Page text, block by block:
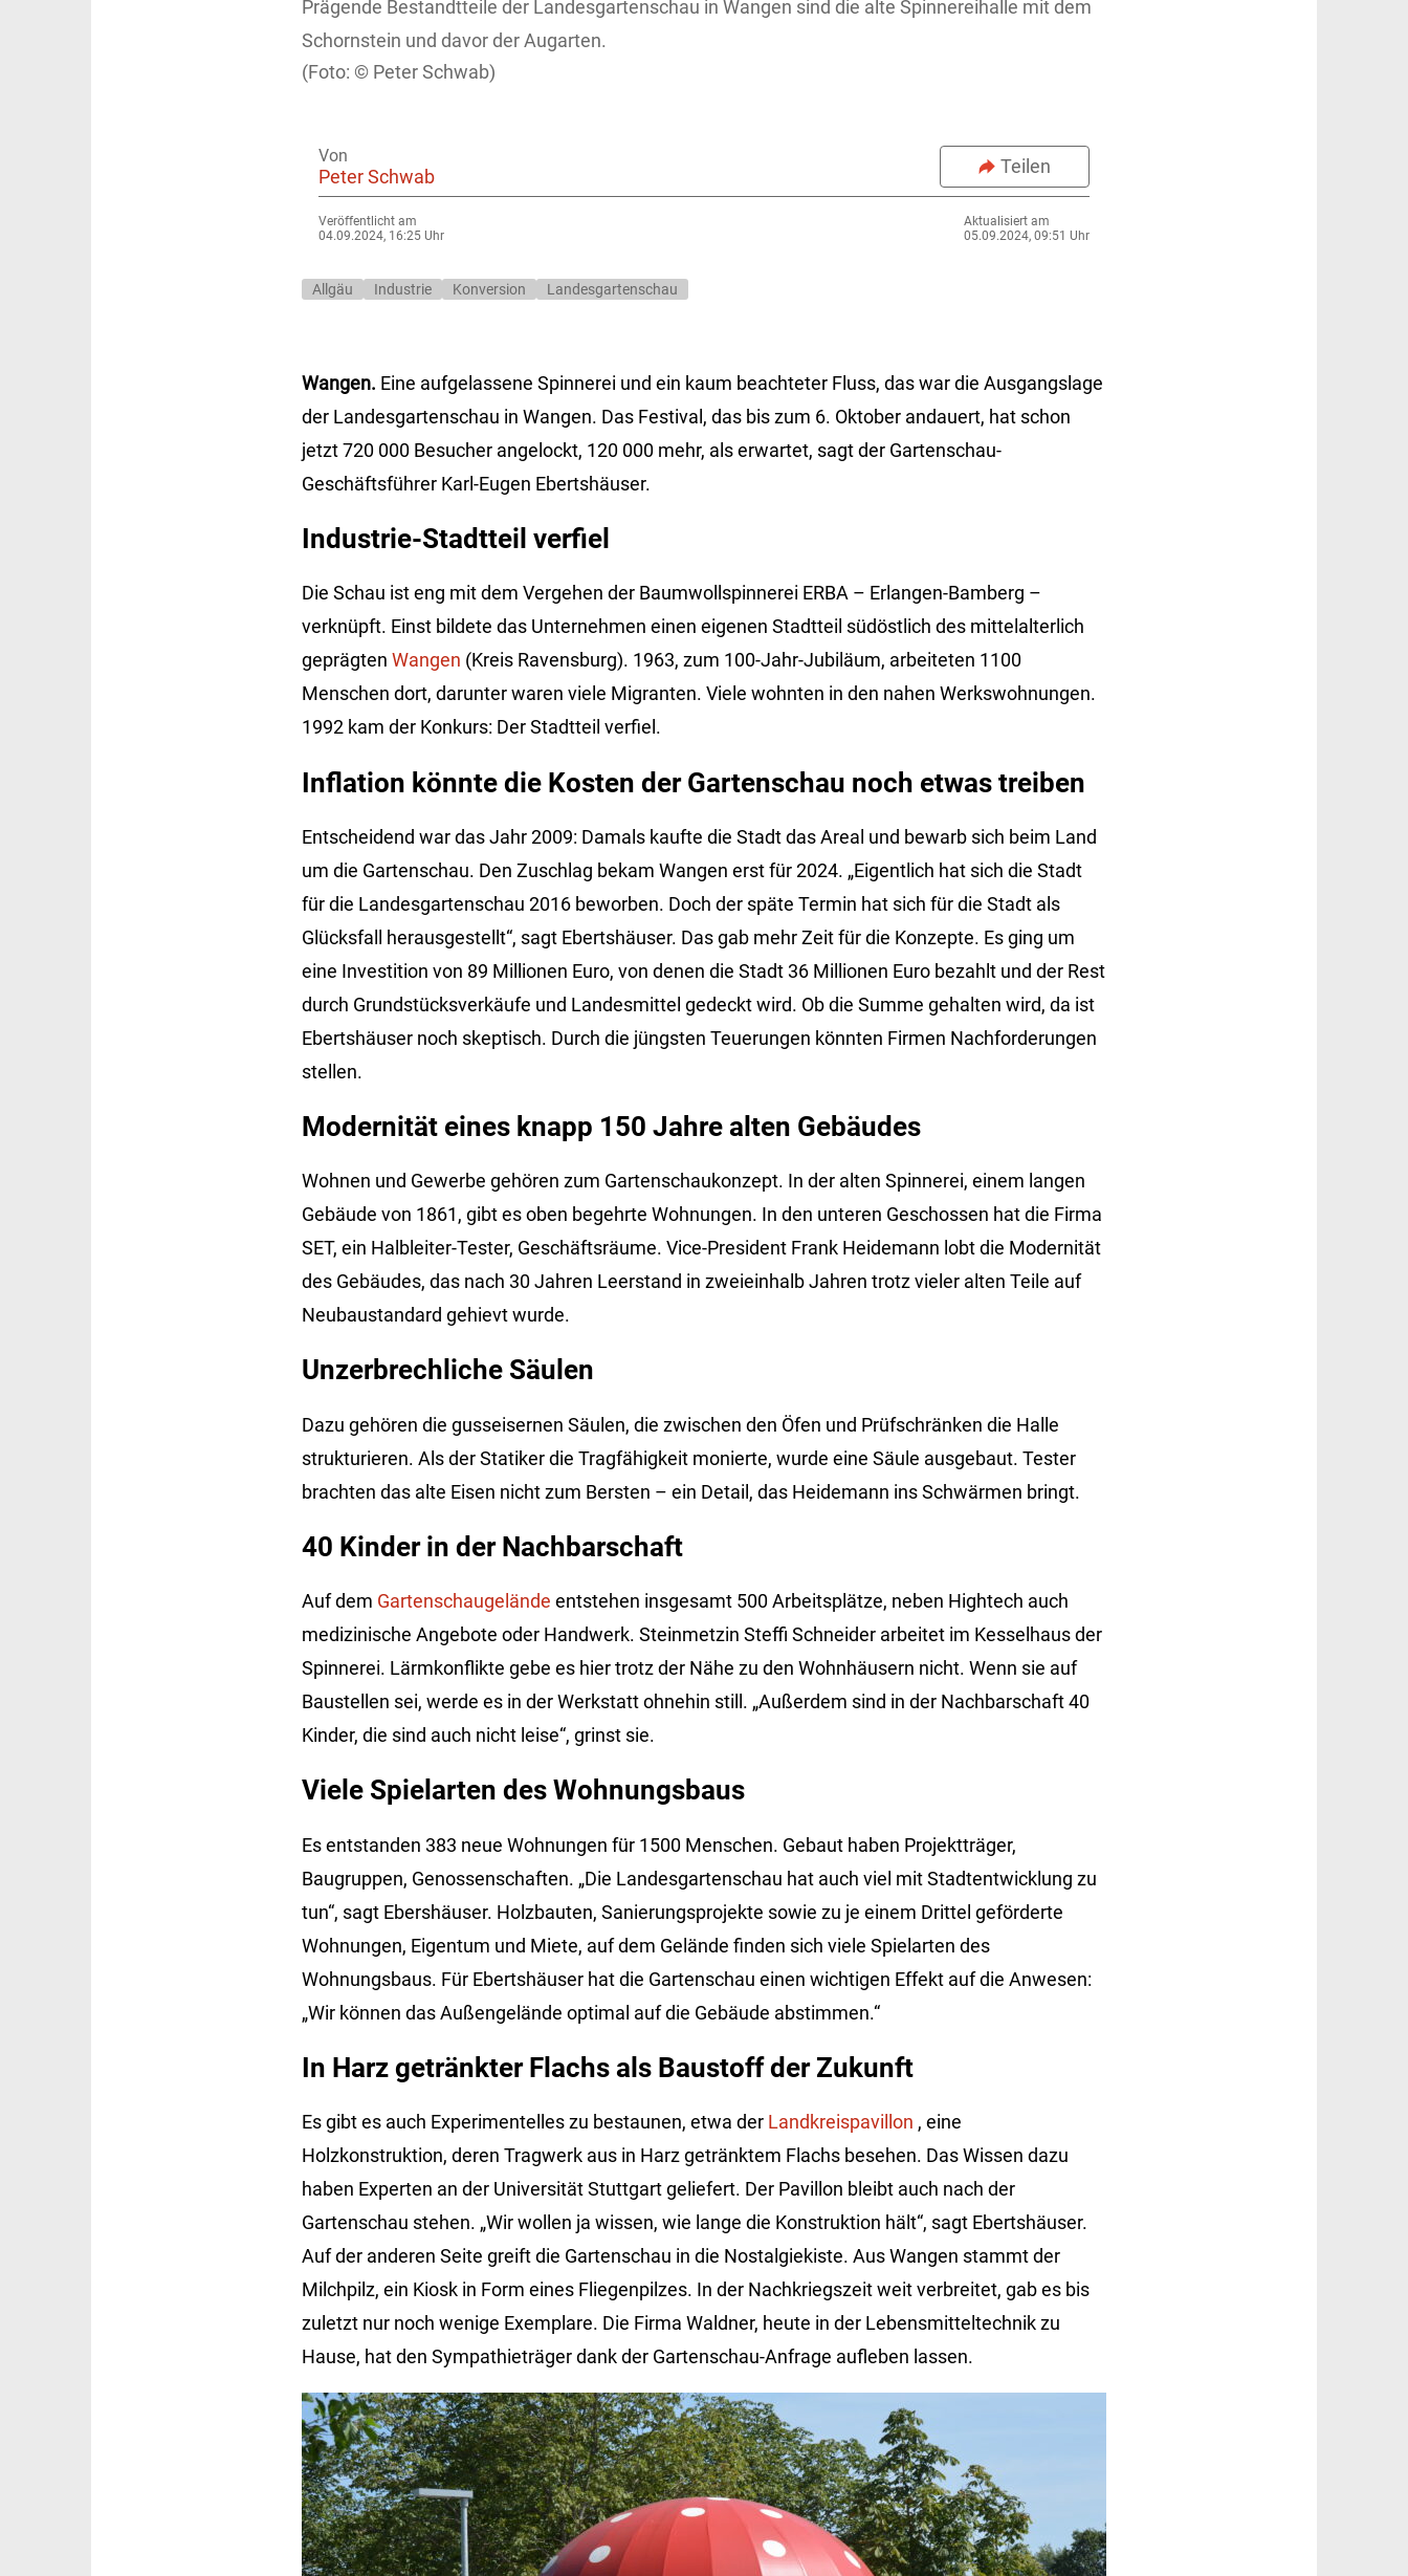
Prägende Bestandtteile der Landesgartenschau in Wangen sind die alte Spinnereihalle mit dem
Schornstein und davor der Augarten.
Peter Schwab)
Von
Peter Schwab Teilen
Veröffentlicht am
04.09.2024, 16:25 Uhr
Aktualisiert am
05.09.2024, 09:51 Uhr
Allgäu Industrie Konversion Landesgartenschau
Wangen. Eine aufgelassene Spinnerei und ein kaum beachteter Fluss, das war die Ausgangslage
der Landesgartenschau in Wangen. Das Festival, das bis zum 6. Oktober andauert, hat schon
jetzt 720 000 Besucher angelockt, 120 000 mehr, als erwartet, sagt der Gartenschau-
Geschäftsführer Karl-Eugen Ebertshäuser.
Industrie-Stadtteil verfiel
Die Schau ist eng mit dem Vergehen der Baumwollspinnerei ERBA – Erlangen-Bamberg –
verknüpft. Einst bildete das Unternehmen einen eigenen Stadtteil südöstlich des mittelalterlich
geprägten Wangen (Kreis Ravensburg). 1963, zum 100-Jahr-Jubiläum, arbeiteten 1100
Menschen dort, darunter waren viele Migranten. Viele wohnten in den nahen Werkswohnungen.
1992 kam der Konkurs: Der Stadtteil verfiel.
Inflation könnte die Kosten der Gartenschau noch etwas treiben
Entscheidend war das Jahr 2009: Damals kaufte die Stadt das Areal und bewarb sich beim Land
um die Gartenschau. Den Zuschlag bekam Wangen erst für 2024. „Eigentlich hat sich die Stadt
für die Landesgartenschau 2016 beworben. Doch der späte Termin hat sich für die Stadt als
Glücksfall herausgestellt“, sagt Ebertshäuser. Das gab mehr Zeit für die Konzepte. Es ging um
eine Investition von 89 Millionen Euro, von denen die Stadt 36 Millionen Euro bezahlt und der Rest
durch Grundstücksverkäufe und Landesmittel gedeckt wird. Ob die Summe gehalten wird, da ist
Ebertshäuser noch skeptisch. Durch die jüngsten Teuerungen könnten Firmen Nachforderungen
stellen.
Modernität eines knapp 150 Jahre alten Gebäudes
Wohnen und Gewerbe gehören zum Gartenschaukonzept. In der alten Spinnerei, einem langen
Gebäude von 1861, gibt es oben begehrte Wohnungen. In den unteren Geschossen hat die Firma
SET, ein Halbleiter-Tester, Geschäftsräume. Vice-President Frank Heidemann lobt die Modernität
des Gebäudes, das nach 30 Jahren Leerstand in zweieinhalb Jahren trotz vieler alten Teile auf
Neubaustandard gehievt wurde.
Unzerbrechliche Säulen
Dazu gehören die gusseisernen Säulen, die zwischen den Öfen und Prüfschränken die Halle
strukturieren. Als der Statiker die Tragfähigkeit monierte, wurde eine Säule ausgebaut. Tester
brachten das alte Eisen nicht zum Bersten – ein Detail, das Heidemann ins Schwärmen bringt.
40 Kinder in der Nachbarschaft
Auf dem Gartenschaugelände entstehen insgesamt 500 Arbeitsplätze, neben Hightech auch
medizinische Angebote oder Handwerk. Steinmetzin Steffi Schneider arbeitet im Kesselhaus der
Spinnerei. Lärmkonflikte gebe es hier trotz der Nähe zu den Wohnhäusern nicht. Wenn sie auf
Baustellen sei, werde es in der Werkstatt ohnehin still. „Außerdem sind in der Nachbarschaft 40
Kinder, die sind auch nicht leise“, grinst sie.
Viele Spielarten des Wohnungsbaus
Es entstanden 383 neue Wohnungen für 1500 Menschen. Gebaut haben Projektträger,
Baugruppen, Genossenschaften. „Die Landesgartenschau hat auch viel mit Stadtentwicklung zu
tun“, sagt Ebershäuser. Holzbauten, Sanierungsprojekte sowie zu je einem Drittel geförderte
Wohnungen, Eigentum und Miete, auf dem Gelände finden sich viele Spielarten des
Wohnungsbaus. Für Ebertshäuser hat die Gartenschau einen wichtigen Effekt auf die Anwesen:
„Wir können das Außengelände optimal auf die Gebäude abstimmen.“
In Harz getränkter Flachs als Baustoff der Zukunft
Es gibt es auch Experimentelles zu bestaunen, etwa der Landkreispavillon , eine
Holzkonstruktion, deren Tragwerk aus in Harz getränktem Flachs besehen. Das Wissen dazu
haben Experten an der Universität Stuttgart geliefert. Der Pavillon bleibt auch nach der
Gartenschau stehen. „Wir wollen ja wissen, wie lange die Konstruktion hält“, sagt Ebertshäuser.
Auf der anderen Seite greift die Gartenschau in die Nostalgiekiste. Aus Wangen stammt der
Milchpilz, ein Kiosk in Form eines Fliegenpilzes. In der Nachkriegszeit weit verbreitet, gab es bis
zuletzt nur noch wenige Exemplare. Die Firma Waldner, heute in der Lebensmitteltechnik zu
Hause, hat den Sympathieträger dank der Gartenschau-Anfrage aufleben lassen.